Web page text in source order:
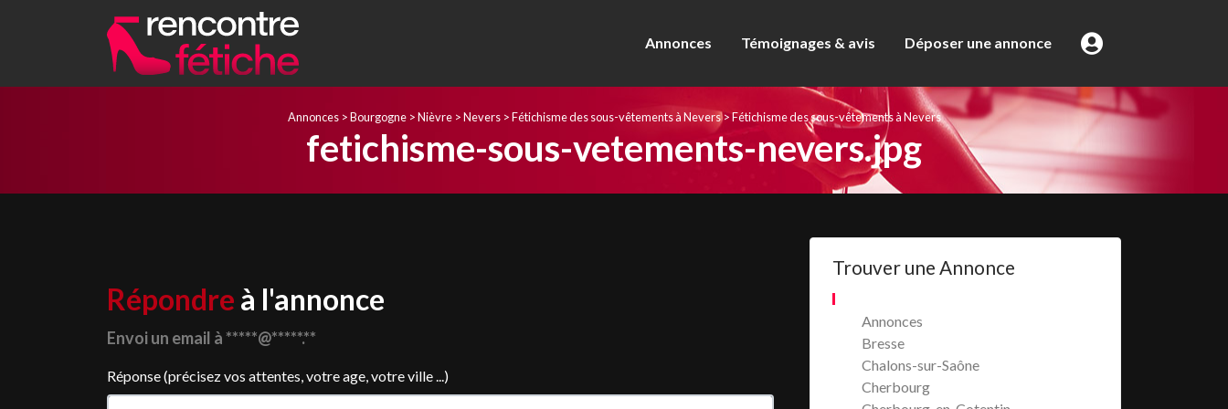
Annonces Témoignages & avis Déposer une annonce
Annonces>Bourgogne>Nièvre>Nevers>Fétichisme des sous-vêtements à Nevers>Fétichisme des sous-vêtements à Nevers
fetichisme-sous-vetements-nevers.jpg
Répondre à l'annonce
Envoi un email à *****@*****.**
Réponse (précisez vos attentes, votre age, votre ville ...)
Trouver une Annonce
Annonces
Bresse
Chalons-sur-Saône
Cherbourg